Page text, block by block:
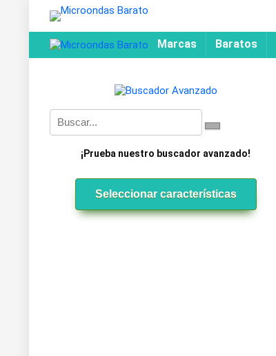
Marcas Baratos
¡Prueba nuestro buscador avanzado!
Seleccionar características